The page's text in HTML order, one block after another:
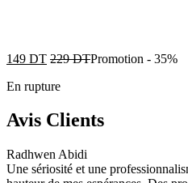
149 DT 229DTPromotion - 35%
En rupture
Avis Clients
Radhwen Abidi
Une sériosité et une